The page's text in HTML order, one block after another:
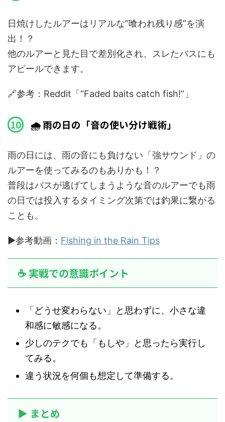
日焼けしたルアーはリアルな”喰われ残り感”を演
出！？
他のルアーと見た目で差別化され、スレたバスにも
アピールできます。
🔗参考：Reddit「“Faded baits catch fish!”」
🌧 雨の日の「音の使い分け戦術」
雨の日には、雨の音にも負けない「強サウンド」の
ルアーを使ってみるのもありかも！？
普段はバスが逃げてしまうような音のルアーでも雨
の日では投入するタイミング次第では釣果に繋がる
ことも。
▶️参考動画： Fishing in the Rain Tips
☕ 実戦での意識ポイント
「どうせ変わらない」と思わずに、小さな違
和感に敏感になる。
少しのテクでも「もしや」と思ったら実行し
てみる。
違う状況を何個も想定して準備する。
▶ まとめ